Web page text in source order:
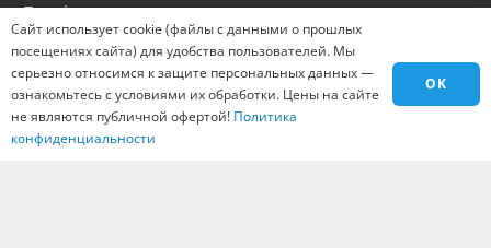
Портфолио
Оптовикам
Материалы
Города
Контакты
Вакансии
Сайт использует cookie (файлы с данными о прошлых
посещениях сайта) для удобства пользователей. Мы
серьезно относимся к защите персональных данных —
ознакомьтесь с условиями их обработки. Цены на сайте
не являются публичной офертой! Политика
конфиденциальности
OK